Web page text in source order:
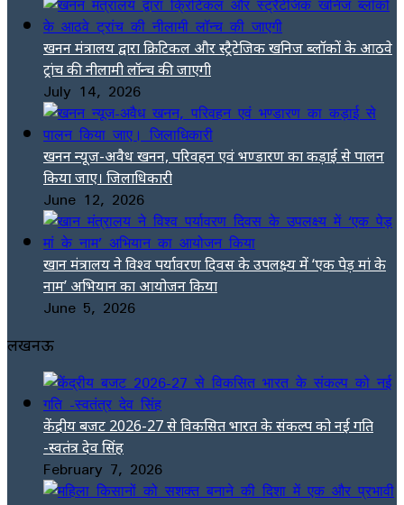
खनन मंत्रालय द्वारा क्रिटिकल और स्ट्रैटेजिक खनिज ब्लॉकों के आठवे
ट्रांच की नीलामी लॉन्च की जाएगी
July 14, 2026
खनन न्यूज-अवैध खनन, परिवहन एवं भण्डारण का कड़ाई से पालन
किया जाए। जिलाधिकारी
June 12, 2026
खान मंत्रालय ने विश्व पर्यावरण दिवस के उपलक्ष्य में ‘एक पेड़ मां के
नाम’ अभियान का आयोजन किया
June 5, 2026
लखनऊ
केंद्रीय बजट 2026-27 से विकसित भारत के संकल्प को नई गति
-स्वतंत्र देव सिंह
February 7, 2026